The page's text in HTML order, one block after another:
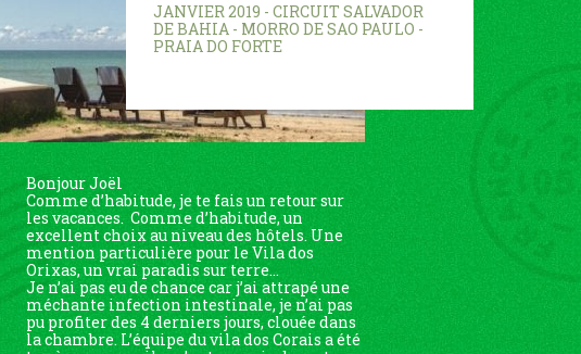
JANVIER 2019 - CIRCUIT SALVADOR
DE BAHIA - MORRO DE SAO PAULO -
PRAIA DO FORTE
Bonjour Joël
Comme d’habitude, je te fais un retour sur
les vacances. Comme d’habitude, un
excellent choix au niveau des hôtels. Une
mention particulière pour le Vila dos
Orixas, un vrai paradis sur terre…
Je n’ai pas eu de chance car j’ai attrapé une
méchante infection intestinale, je n’ai pas
pu profiter des 4 derniers jours, clouée dans
la chambre. L’équipe du vila dos Corais a été